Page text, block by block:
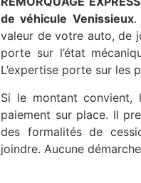
de véhicule Venissieux.
valeur de votre auto, de
porte sur l’état
L’expertise porte sur les
Si le montant convient,
paiement sur place. Il
des formalités de
joindre. Aucune